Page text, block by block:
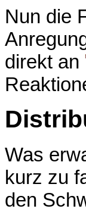
Nun die
direkt an
Was
kurz zu
den